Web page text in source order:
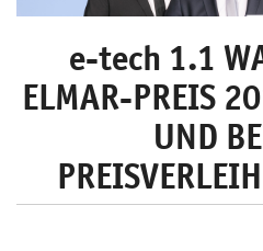
e-tech 1.1
ELMAR-PREIS
UND